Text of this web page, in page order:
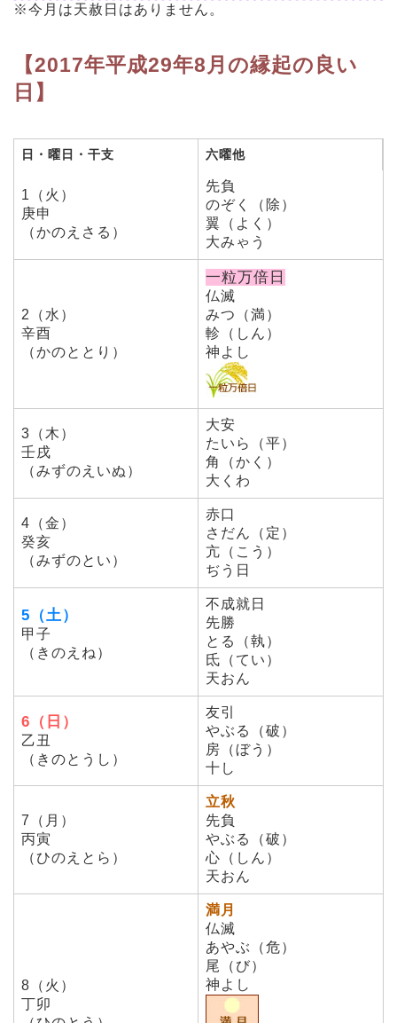
※今月は天赦日はありません。
【2017年平成29年8月の縁起の良い
日】
日・曜日・干支 六曜他
1（火）
庚申
（かのえさる）
先負
のぞく（除）
翼（よく）
大みゃう
2（水）
辛酉
（かのととり）
一粒万倍日
仏滅
みつ（満）
軫（しん）
神よし
3（木）
壬戌
（みずのえいぬ）
大安
たいら（平）
角（かく）
大くわ
4（金）
癸亥
（みずのとい）
赤口
さだん（定）
亢（こう）
ぢう日
5（土）
甲子
（きのえね）
不成就日
先勝
とる（執）
氐（てい）
天おん
6（日）
乙丑
（きのとうし）
友引
やぶる（破）
房（ぼう）
十し
7（月）
丙寅
（ひのえとら）
立秋
先負
やぶる（破）
心（しん）
天おん
8（火）
丁卯
満月
仏滅
あやぶ（危）
尾（び）
神よし